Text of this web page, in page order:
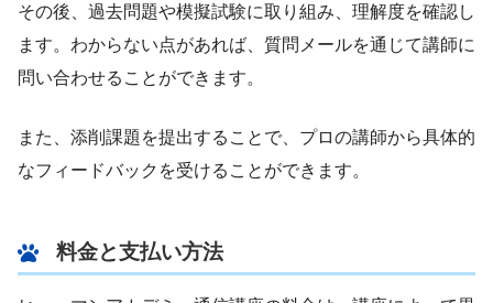
その後、過去問題や模擬試験に取り組み、理解度を確認し
ます。わからない点があれば、質問メールを通じて講師に
問い合わせることができます。
また、添削課題を提出することで、プロの講師から具体的
なフィードバックを受けることができます。
料金と支払い方法